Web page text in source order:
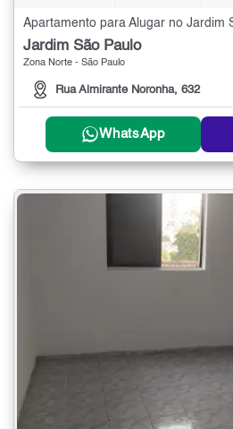
Jardim São Paulo
Zona Norte - São Paulo
Rua Almirante Noronha, 632
WhatsApp